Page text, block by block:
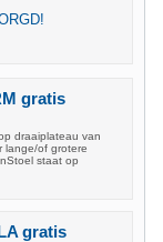
gratis
draaiplateau van
lange/of grotere
staat op
gratis